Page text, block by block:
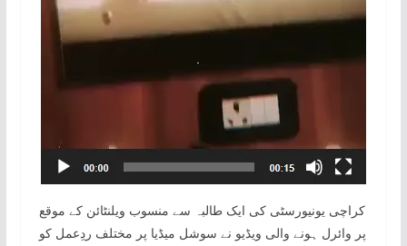
کراچی یونیورسٹی کی ایک طالبہ سے منسوب ویلنٹائن کے موقع
پر وائرل ہونے والی ویڈیو نے سوشل میڈیا پر مختلف ردِعمل کو